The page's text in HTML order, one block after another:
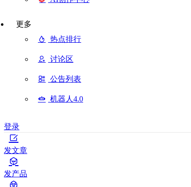
更多
热点排行
讨论区
公告列表
机器人4.0
登录
发文章
发产品